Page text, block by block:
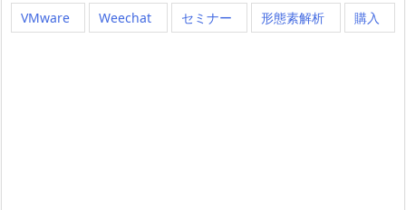
VMware
Weechat セミナー 形態素解析 購入